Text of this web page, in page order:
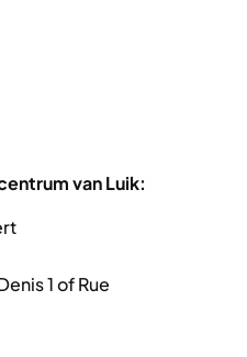
van Luik:
1 of Rue